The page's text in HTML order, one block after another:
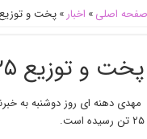
صفحه اصلی » اخبار » پخت و توزیع ۲۵ تن حلیم نذری در
پخت و توزیع ۲۵ تن حلیم نذری در فردیس
۲۵ تن رسیده است.